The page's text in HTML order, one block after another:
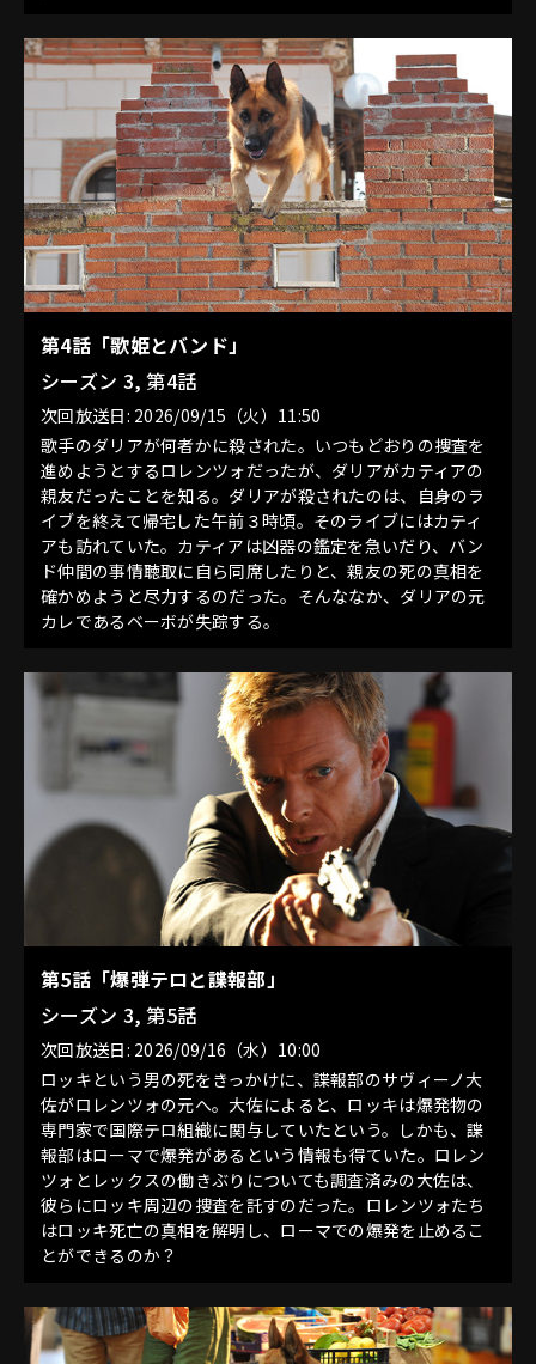
第4話「歌姫とバンド」
シーズン 3, 第4話
次回放送日: 2026/09/15（火）11:50
歌手のダリアが何者かに殺された。いつもどおりの捜査を
進めようとするロレンツォだったが、ダリアがカティアの
親友だったことを知る。ダリアが殺されたのは、自身のラ
イブを終えて帰宅した午前３時頃。そのライブにはカティ
アも訪れていた。カティアは凶器の鑑定を急いだり、バン
ド仲間の事情聴取に自ら同席したりと、親友の死の真相を
確かめようと尽力するのだった。そんななか、ダリアの元
カレであるベーボが失踪する。
第5話「爆弾テロと諜報部」
シーズン 3, 第5話
次回放送日: 2026/09/16（水）10:00
ロッキという男の死をきっかけに、諜報部のサヴィーノ大
佐がロレンツォの元へ。大佐によると、ロッキは爆発物の
専門家で国際テロ組織に関与していたという。しかも、諜
報部はローマで爆発があるという情報も得ていた。ロレン
ツォとレックスの働きぶりについても調査済みの大佐は、
彼らにロッキ周辺の捜査を託すのだった。ロレンツォたち
はロッキ死亡の真相を解明し、ローマでの爆発を止めるこ
とができるのか？